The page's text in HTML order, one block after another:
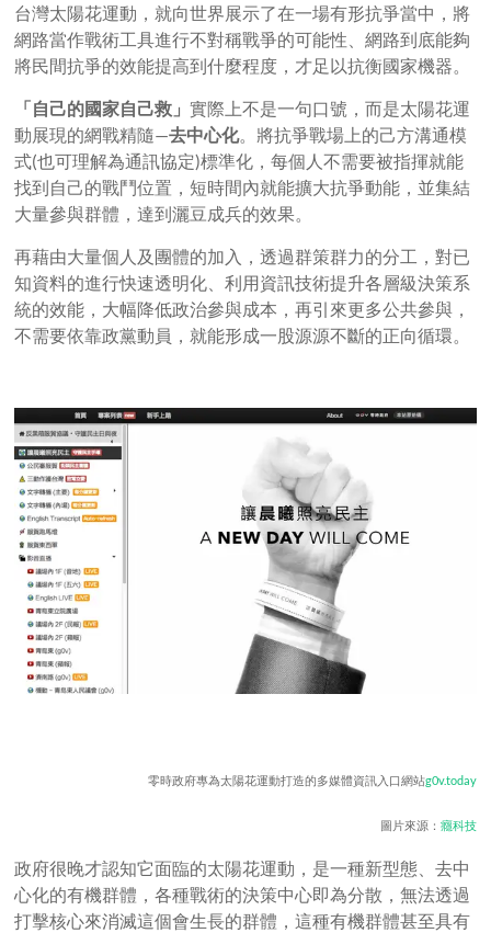
台灣太陽花運動，就向世界展示了在一場有形抗爭當中，將
網路當作戰術工具進行不對稱戰爭的可能性、網路到底能夠
將民間抗爭的效能提高到什麼程度，才足以抗衡國家機器。
「自己的國家自己救」實際上不是一句口號，而是太陽花運
動展現的網戰精隨—去中心化。將抗爭戰場上的己方溝通模
式(也可理解為通訊協定)標準化，每個人不需要被指揮就能
找到自己的戰鬥位置，短時間內就能擴大抗爭動能，並集結
大量參與群體，達到灑豆成兵的效果。
再藉由大量個人及團體的加入，透過群策群力的分工，對已
知資料的進行快速透明化、利用資訊技術提升各層級決策系
統的效能，大幅降低政治參與成本，再引來更多公共參與，
不需要依靠政黨動員，就能形成一股源源不斷的正向循環。
零時政府專為太陽花運動打造的多媒體資訊入口網站g0v.today
圖片來源： 癮科技
政府很晚才認知它面臨的太陽花運動，是一種新型態、去中
心化的有機群體，各種戰術的決策中心即為分散，無法透過
打擊核心來消滅這個會生長的群體，這種有機群體甚至具有